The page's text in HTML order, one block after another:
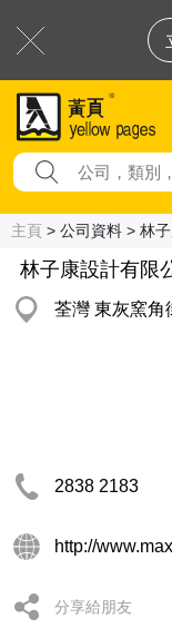
主頁 > 公司資料 > 林
林子康設計有限
荃灣 東灰窯角
2838 2183
http://
分享給朋友